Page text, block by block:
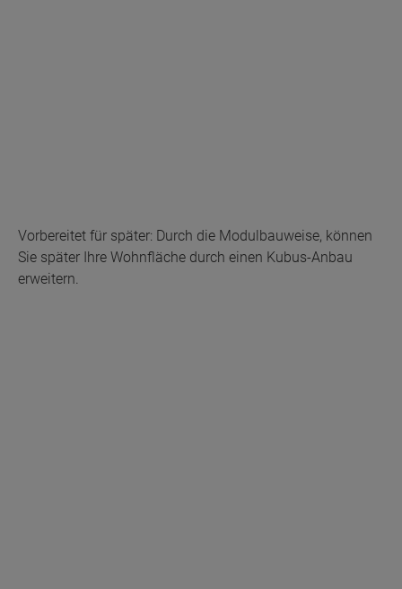
Vorbereitet für später: Durch die Modulbauweise, können
Sie später Ihre Wohnfläche durch einen Kubus-Anbau
erweitern.